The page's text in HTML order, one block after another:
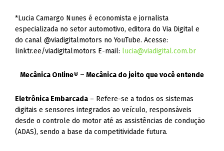
*Lucia Camargo Nunes é economista e jornalista
especializada no setor automotivo, editora do Via Digital e
do canal @viadigitalmotors no YouTube. Acesse:
linktr.ee/viadigitalmotors E-mail: lucia@viadigital.com.br
Mecânica Online® – Mecânica do jeito que você entende
Eletrônica Embarcada – Refere-se a todos os sistemas
digitais e sensores integrados ao veículo, responsáveis
desde o controle do motor até as assistências de condução
(ADAS), sendo a base da competitividade futura.